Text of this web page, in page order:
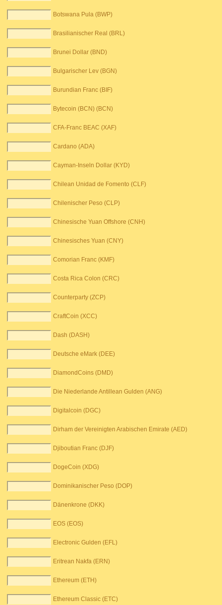
Botswana Pula (BWP)
Brasilianischer Real (BRL)
Brunei Dollar (BND)
Bulgarischer Lev (BGN)
Burundian Franc (BIF)
Bytecoin (BCN) (BCN)
CFA-Franc BEAC (XAF)
Cardano (ADA)
Cayman-Inseln Dollar (KYD)
Chilean Unidad de Fomento (CLF)
Chilenischer Peso (CLP)
Chinesische Yuan Offshore (CNH)
Chinesisches Yuan (CNY)
Comorian Franc (KMF)
Costa Rica Colon (CRC)
Counterparty (ZCP)
CraftCoin (XCC)
Dash (DASH)
Deutsche eMark (DEE)
DiamondCoins (DMD)
Die Niederlande Antillean Gulden (ANG)
Digitalcoin (DGC)
Dirham der Vereinigten Arabischen Emirate (AED)
Djiboutian Franc (DJF)
DogeCoin (XDG)
Dominikanischer Peso (DOP)
Dänenkrone (DKK)
EOS (EOS)
Electronic Gulden (EFL)
Eritrean Nakfa (ERN)
Ethereum (ETH)
Ethereum Classic (ETC)